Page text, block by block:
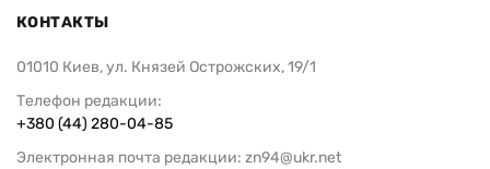
КОНТАКТЫ
01010 Киев, ул. Князей Острожских, 19/1
Телефон редакции:
+380 (44) 280-04-85
Электронная почта редакции: zn94@ukr.net